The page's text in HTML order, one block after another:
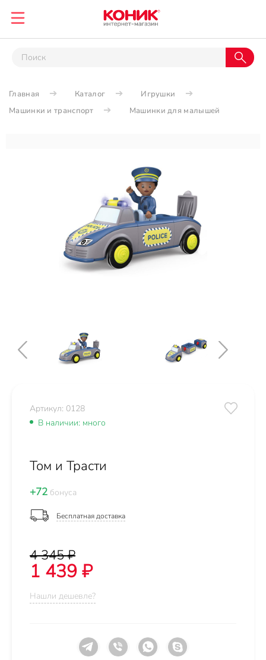
Главная Каталог
Игрушки
Машинки и транспорт
Машинки для малышей
Артикул: 0128
В наличии: много
Том и Трасти
+72 бонуса
Бесплатная доставка
4 345 ₽
1 439 ₽
Нашли дешевле?